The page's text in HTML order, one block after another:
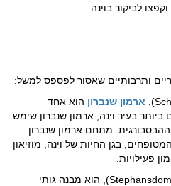
לביקור בוינה.
ותרבותיים שאסור לפספס למשל:
ארמון שנברון הוא אחד
ביותר בעיר וינה, ארמון שנברון שימש
מתחם ארמון שנברון
בגן החיות של וינה, מוזיאון
פעילויות.
(Stephansdom), הוא מבנה גותי